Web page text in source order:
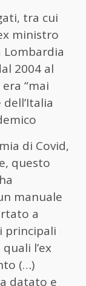
tra cui
ministro
Lombardia
2004 al
“mai
di Covid,
questo
manuale
a
principali
l’ex
(…)
datato e